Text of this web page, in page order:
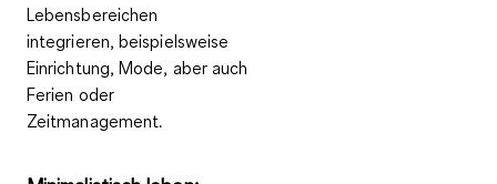
Lebensbereichen
integrieren, beispielsweise
Einrichtung, Mode, aber auch
Ferien oder
Zeitmanagement.